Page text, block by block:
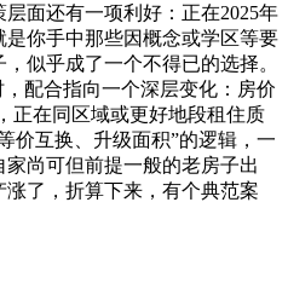
面还有一项利好：正在2025年
你手中那些因概念或学区等要
似乎成了一个不得已的选择。
配合指向一个深层变化：房价
正在同区域或更好地段租住质
价互换、升级面积”的逻辑，一
尚可但前提一般的老房子出
了，折算下来，有个典范案